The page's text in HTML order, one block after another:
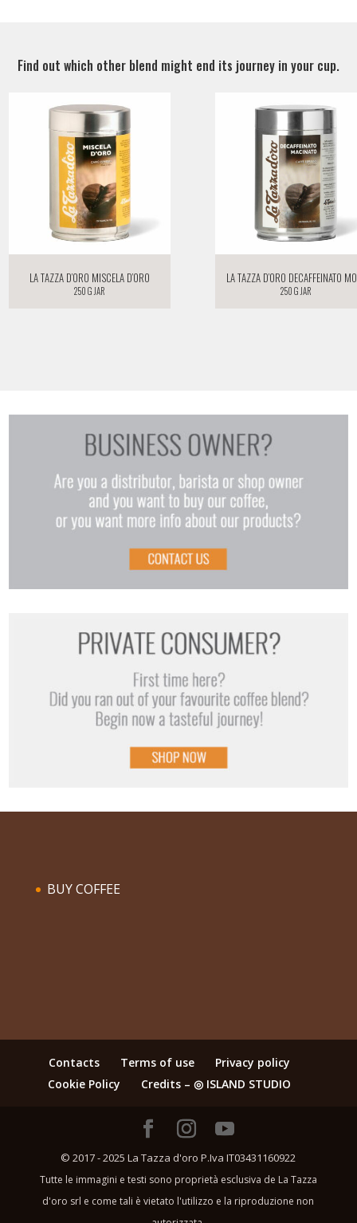
Find out which other blend might end its journey in your cup.
La Tazza d’oro Miscela d’oro
250 g jar
La Tazza d’oro Decaffeinato
250 g jar
BUY COFFEE
Contacts Terms of use
Privacy policy
Cookie Policy
Credits – ◎ ISLAND STUDIO
© 2017 - 2025 La Tazza d'oro P.Iva IT03431160922
Tutte le immagini e testi sono proprietà esclusiva de La Tazza
d'oro srl e come tali è vietato l'utilizzo e la riproduzione non